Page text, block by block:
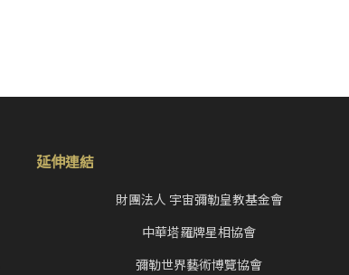
延伸連結
財團法人 宇宙彌勒皇教基金會
中華塔羅牌星相協會
彌勒世界藝術博覽協會